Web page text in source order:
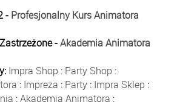
- Profesjonalny Kurs Animatora
-Akademia Animatora
Impra Shop : Party Shop :
: Impreza : Party : Impra Sklep :
:Akademia Animatora :